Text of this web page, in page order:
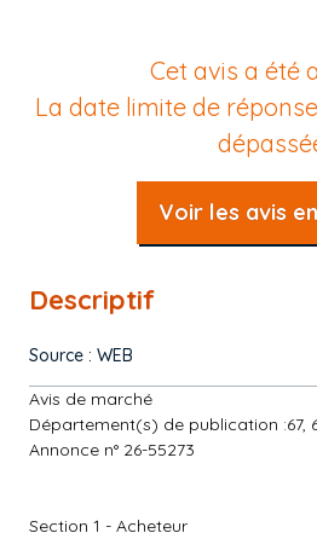
Cet avis a été
La date limite de
Voir les avis
Descriptif
Source : WEB
Avis de marché
Département(s) de publication :67,
Annonce n° 26-55273
Section 1 - Acheteur